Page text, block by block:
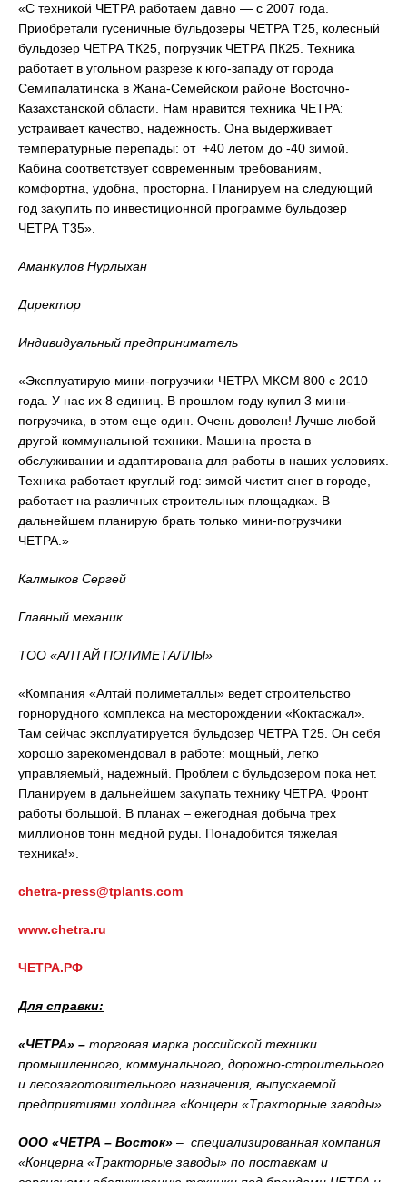
«С техникой ЧЕТРА работаем давно — с 2007 года.
Приобретали гусеничные бульдозеры ЧЕТРА Т25, колесный
бульдозер ЧЕТРА ТК25, погрузчик ЧЕТРА ПК25. Техника
работает в угольном разрезе к юго-западу от города
Семипалатинска в Жана-Семейском районе Восточно-
Казахстанской области. Нам нравится техника ЧЕТРА:
устраивает качество, надежность. Она выдерживает
температурные перепады: от +40 летом до -40 зимой.
Кабина соответствует современным требованиям,
комфортна, удобна, просторна. Планируем на следующий
год закупить по инвестиционной программе бульдозер
ЧЕТРА Т35».
Аманкулов Нурлыхан
Директор
Индивидуальный предприниматель
«Эксплуатирую мини-погрузчики ЧЕТРА МКСМ 800 с 2010
года. У нас их 8 единиц. В прошлом году купил 3 мини-
погрузчика, в этом еще один. Очень доволен! Лучше любой
другой коммунальной техники. Машина проста в
обслуживании и адаптирована для работы в наших условиях.
Техника работает круглый год: зимой чистит снег в городе,
работает на различных строительных площадках. В
дальнейшем планирую брать только мини-погрузчики
ЧЕТРА.»
Калмыков Сергей
Главный механик
ТОО «АЛТАЙ ПОЛИМЕТАЛЛЫ»
«Компания «Алтай полиметаллы» ведет строительство
горнорудного комплекса на месторождении «Коктасжал».
Там сейчас эксплуатируется бульдозер ЧЕТРА Т25. Он себя
хорошо зарекомендовал в работе: мощный, легко
управляемый, надежный. Проблем с бульдозером пока нет.
Планируем в дальнейшем закупать технику ЧЕТРА. Фронт
работы большой. В планах – ежегодная добыча трех
миллионов тонн медной руды. Понадобится тяжелая
техника!».
chetra-press@tplants.com
www.chetra.ru
ЧЕТРА.РФ
Для справки:
«ЧЕТРА» – торговая марка российской техники
промышленного, коммунального, дорожно-строительного
и лесозаготовительного назначения, выпускаемой
предприятиями холдинга «Концерн «Тракторные заводы».
ООО «ЧЕТРА – Восток» – специализированная компания
«Концерна «Тракторные заводы» по поставкам и